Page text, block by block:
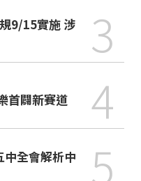
9/15實施 涉
3
首闢新賽道 4
5